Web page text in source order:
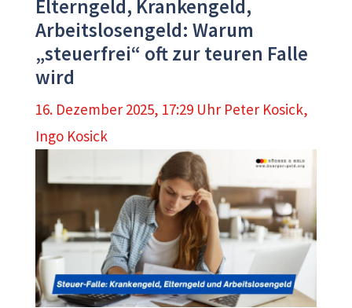
Elterngeld, Krankengeld,
Arbeitslosengeld: Warum
„steuerfrei“ oft zur teuren Falle
wird
16. Dezember 2025, 17:29 Uhr Peter Kosick,
Ingo Kosick